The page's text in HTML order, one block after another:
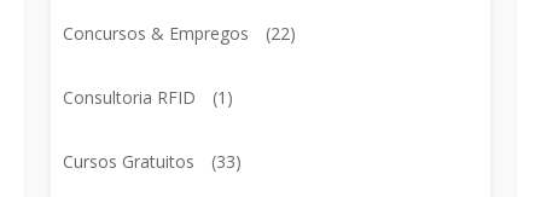
Concursos & Empregos (22)
Consultoria RFID (1)
Cursos Gratuitos (33)